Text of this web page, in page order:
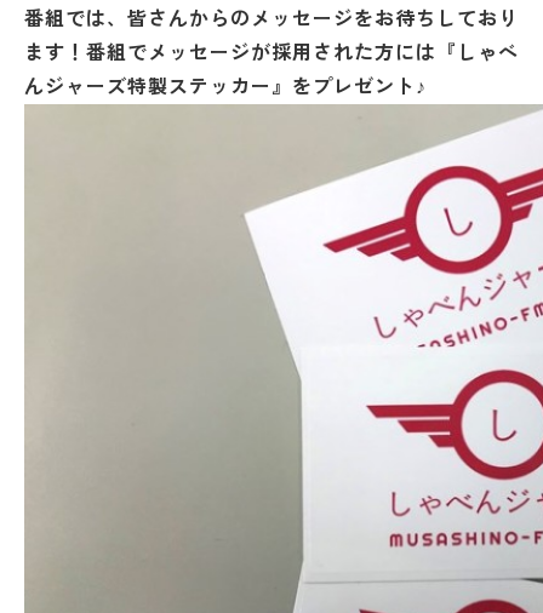
番組では、皆さんからのメッセージをお待ちしており
ます！番組でメッセージが採用された方には『しゃべ
んジャーズ特製ステッカー』をプレゼント♪